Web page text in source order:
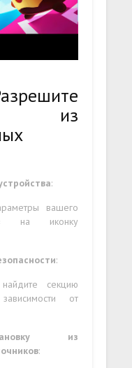
из
:
вашего
на иконку
:
секцию
от
из
: